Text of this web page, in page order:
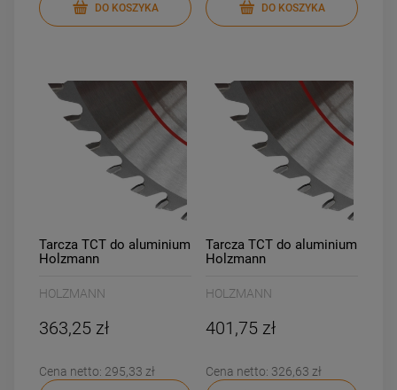
DO KOSZYKA DO KOSZYKA
Tarcza TCT do aluminium
Holzmann
HOLZMANN
363,25 zł
Cena netto: 295,33 zł
Tarcza TCT do aluminium
Holzmann
HOLZMANN
401,75 zł
Cena netto: 326,63 zł